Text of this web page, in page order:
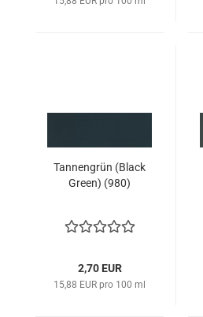
Tannengrün (Black
Green) (980)
2,70 EUR
15,88 EUR pro 100 ml